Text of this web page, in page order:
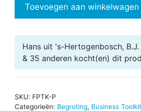
Toolkit
Toevoegen aan winkelwagen
Hans uit 's-Hertogenbosch,
& 35 anderen kocht(en) dit
SKU: FPTK-P
Categorieën: Begroting, Business